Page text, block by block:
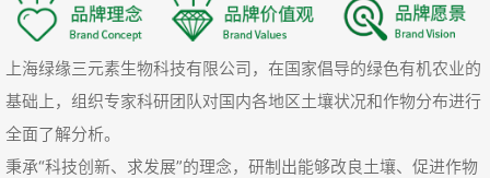
上海绿缘三元素生物科技有限公司，在国家倡导的绿色有机农业的
基础上，组织专家科研团队对国内各地区土壤状况和作物分布进行
全面了解分析。
秉承“科技创新、求发展”的理念，研制出能够改良土壤、促进作物